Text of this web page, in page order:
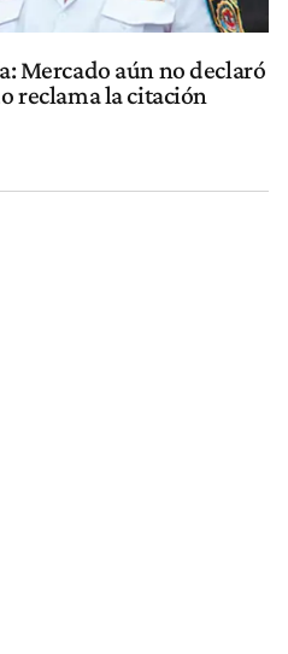
Mercado aún no declaró
reclama la citación